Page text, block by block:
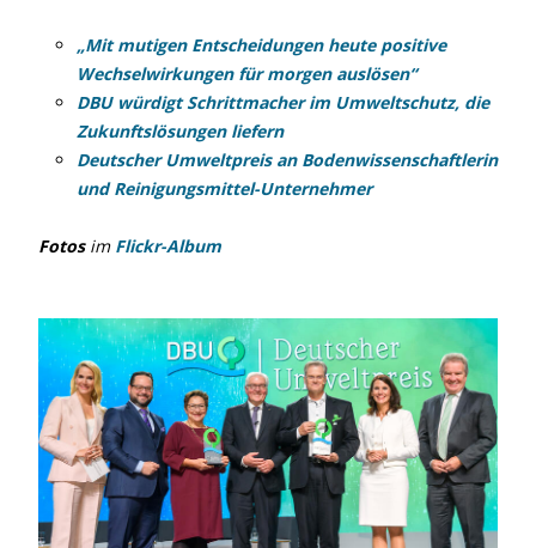
„Mit mutigen Entscheidungen heute positive
Wechselwirkungen für morgen auslösen“
DBU würdigt Schrittmacher im Umweltschutz, die
Zukunftslösungen liefern
Deutscher Umweltpreis an Bodenwissenschaftlerin
und Reinigungsmittel-Unternehmer
Fotos im Flickr-Album